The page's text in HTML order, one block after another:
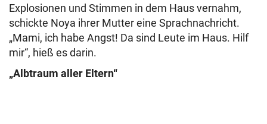
Explosionen und Stimmen in dem Haus vernahm,
schickte Noya ihrer Mutter eine Sprachnachricht.
„Mami, ich habe Angst! Da sind Leute im Haus. Hilf
mir“, hieß es darin.
„Albtraum aller Eltern“